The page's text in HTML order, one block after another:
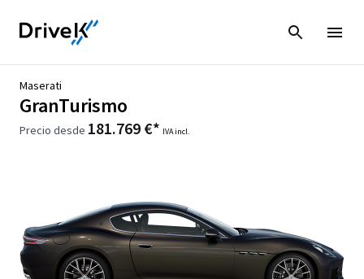
Maserati
GranTurismo
Precio desde 181.769 €* IVA incl.